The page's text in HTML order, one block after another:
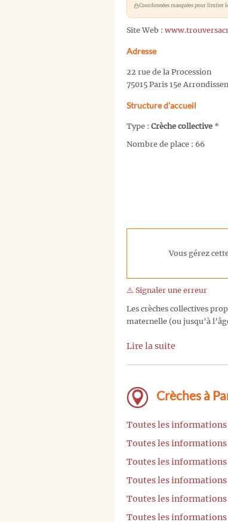
Coordonnées masquées pour limiter
Site Web :
Adresse
22 rue de la Procession
75015 Paris 15e
Structure d’accueil
Type : Crèche collective *
Nombre de place : 66
Vous gérez
⚠️ Signaler une erreur
Les crèches collectives
maternelle (ou jusqu’à
Lire la suite
Crèches à
Toutes les informations
Toutes les informations
Toutes les informations
Toutes les informations
Toutes les informations
Toutes les informations